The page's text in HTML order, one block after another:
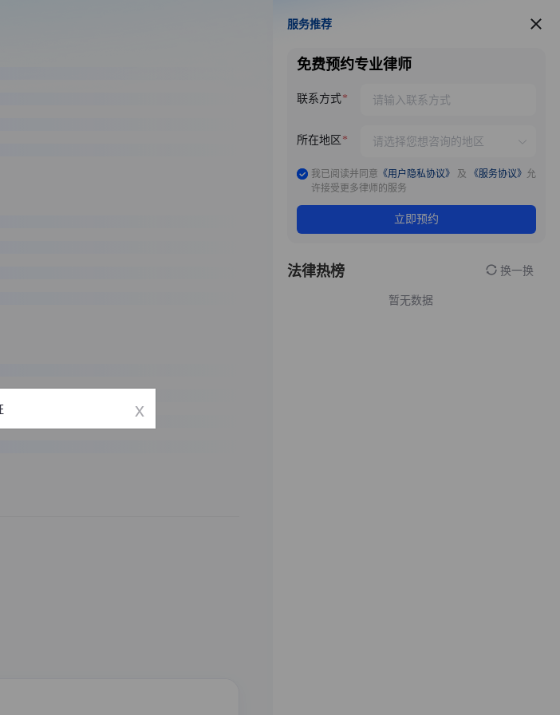
服务推荐
服务推荐
免费预约专业律师
联系方式
所在地区
我已阅读并同意 《用户隐私协议》 及 《服务协议》 允
许接受更多律师的服务
立即预约
法律热榜 换一换
暂无数据
x